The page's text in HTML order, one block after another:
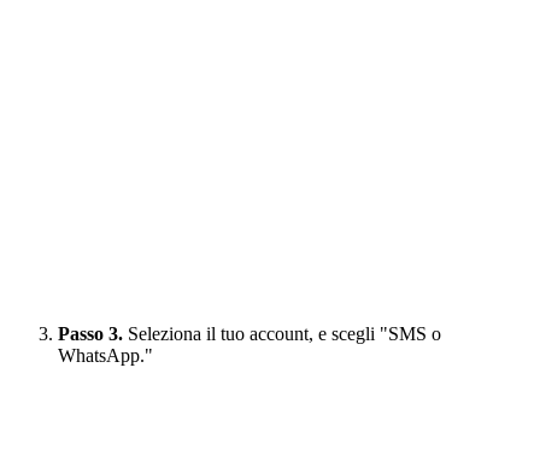
Passo 3. Seleziona il tuo account, e scegli "SMS o
WhatsApp."